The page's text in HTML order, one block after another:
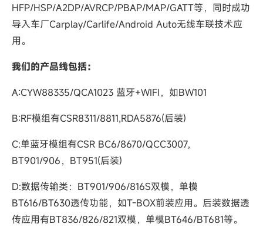
HFP/HSP/A2DP/AVRCP/PBAP/MAP/GATT等，同时成功
导入车厂Carplay/Carlife/Android Auto无线车联技术应
用。
我们的产品线包括：
A:CYW88335/QCA1023 蓝牙+WIFI，如BW101
B:RF模组有CSR8311/8811,RDA5876(后装)
C:单蓝牙模组有CSR BC6/8670/QCC3007，
BT901/906，BT951(后装)
D:数据传输类：BT901/906/816S双模，单模
BT616/BT630透传功能，如T-BOX前装应用。后装数据透
传应用有BT836/826/821双模，单模BT646/BT681等。